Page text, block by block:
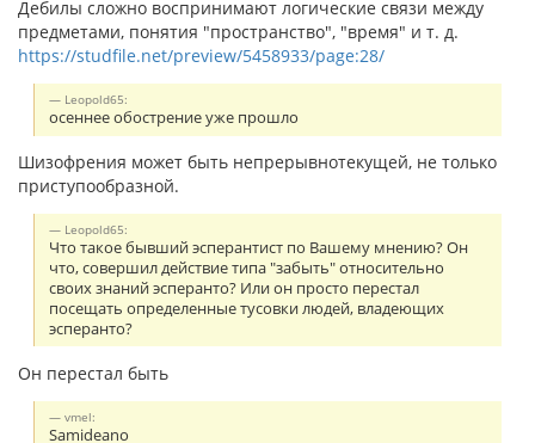
Дебилы сложно воспринимают логические связи между
предметами, понятия "пространство", "время" и т. д.
https://studfile.net/preview/5458933/page:28/
Leopold65:
осеннее обострение уже прошло
Шизофрения может быть непрерывнотекущей, не только
приступообразной.
Leopold65:
Что такое бывший эсперантист по Вашему мнению? Он
что, совершил действие типа "забыть" относительно
своих знаний эсперанто? Или он просто перестал
посещать определенные тусовки людей, владеющих
эсперанто?
Он перестал быть
vmel:
Samideano